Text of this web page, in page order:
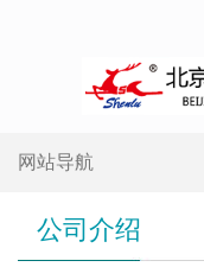
网站导航
公司介绍